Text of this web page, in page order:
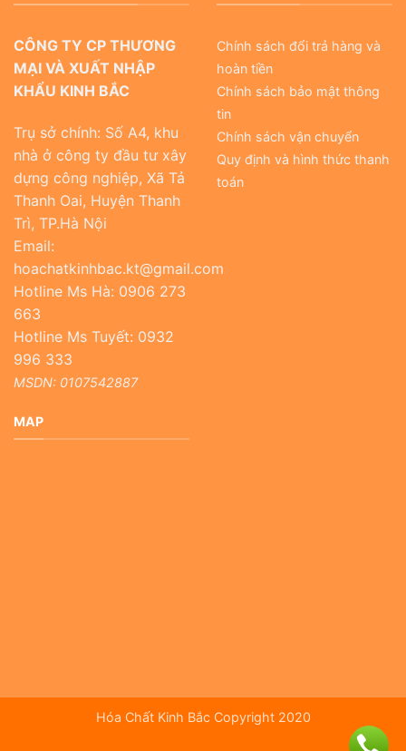
CÔNG TY CP THƯƠNG
MẠI VÀ XUẤT NHẬP
KHẨU KINH BẮC
Trụ sở chính: Số A4, khu
nhà ở công ty đầu tư xây
dựng công nghiệp, Xã Tả
Thanh Oai, Huyện Thanh
Trì, TP.Hà Nội
Email:
hoachatkinhbac.kt@gmail.com
Hotline Ms Hà: 0906 273
663
Hotline Ms Tuyết: 0932
996 333
MSDN: 0107542887
Chính sách đổi trả hàng và
hoàn tiền
Chính sách bảo mật thông
tin
Chính sách vận chuyển
Quy định và hình thức thanh
toán
MAP
Hóa Chất Kinh Bắc Copyright 2020